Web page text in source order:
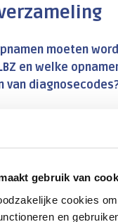
gebruik van
cookies
en
moeten
en welke
van
je externe
de